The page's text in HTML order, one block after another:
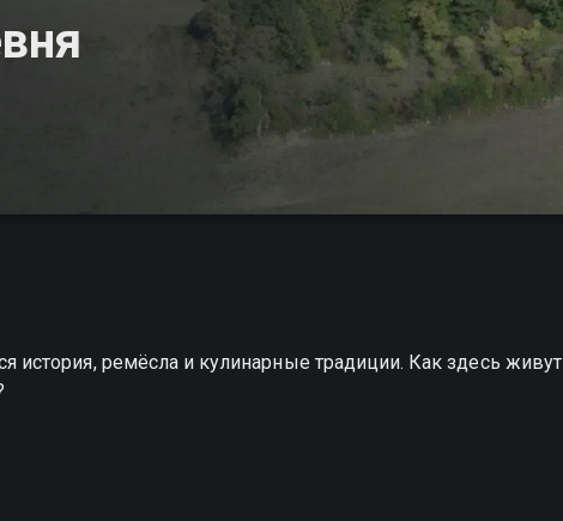
история, ремёсла и кулинарные традиции. Как здесь живут